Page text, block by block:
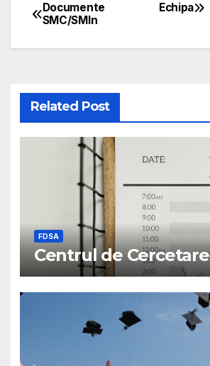
Echipa
Documente
SMC/SMIn
Related Post
FDSA
Centrul de Cercetare